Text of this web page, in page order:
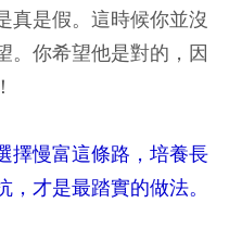
真是假。這時候你並沒
。你希望他是對的，因
擇慢富這條路，培養長
才是最踏實的做法。